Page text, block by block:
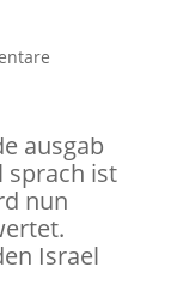
ausgab
sprach ist
nun
Israel